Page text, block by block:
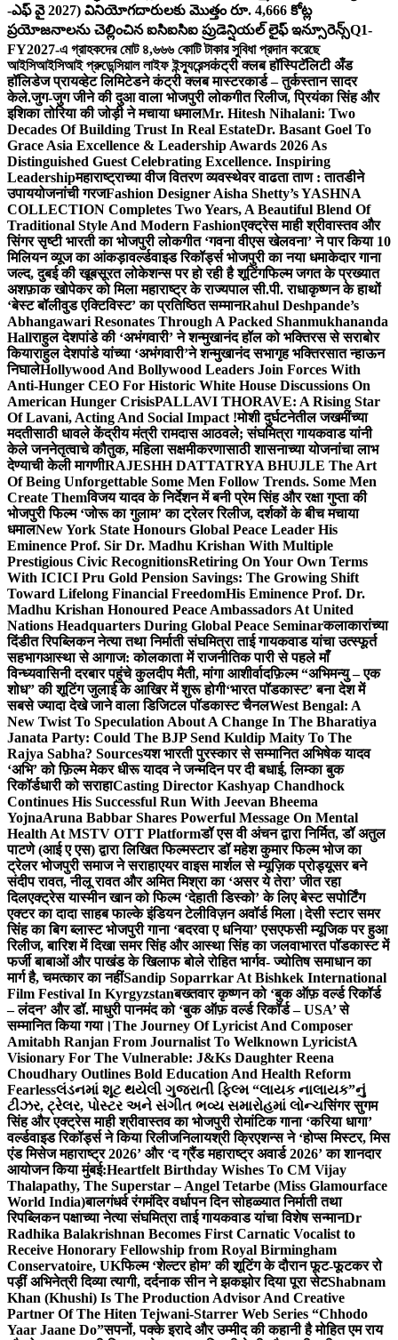
-ఎఫ్ వై 2027) వినియోగదారులకు మొత్తం రూ. 4,666 కోట్ల
ప్రయోజనాలను చెల్లించిన ఐసిఐసిఐ ప్రుడెన్షియల్ లైఫ్ ఇన్సూరెన్స్Q1-
FY2027-এ গ্রাহকদের মোট ৪,৬৬৬ কোটি টাকার সুবিধা প্রদান করেছে
আইসিআইসিআই প্রুডেন্সিয়াল লাইফ ইন্স্যুরেন্সकंट्री क्लब हॉस्पिटॅलिटी अँड
हॉलिडेज प्रायव्हेट लिमिटेडने कंट्री क्लब मास्टरकार्ड – तुर्कस्तान सादर
केले.जुग-जुग जीने की दुआ वाला भोजपुरी लोकगीत रिलीज, प्रियंका सिंह और
इशिका तोरिया की जोड़ी ने मचाया धमालMr. Hitesh Nihalani: Two
Decades Of Building Trust In Real EstateDr. Basant Goel To
Grace Asia Excellence & Leadership Awards 2026 As
Distinguished Guest Celebrating Excellence. Inspiring
Leadershipमहाराष्ट्राच्या वीज वितरण व्यवस्थेवर वाढता ताण : तातडीने
उपाययोजनांची गरजFashion Designer Aisha Shetty’s YASHNA
COLLECTION Completes Two Years, A Beautiful Blend Of
Traditional Style And Modern Fashionएक्ट्रेस माही श्रीवास्तव और
सिंगर सृष्टी भारती का भोजपुरी लोकगीत ‘गवना वीएस खेलवना’ ने पार किया 10
मिलियन व्यूज का आंकड़ावर्ल्डवाइड रिकॉर्ड्स भोजपुरी का नया धमाकेदार गाना
जल्द, दुबई की खूबसूरत लोकेशन्स पर हो रही है शूटिंगफिल्म जगत के प्रख्यात
अशफ़ाक खोपेकर को मिला महाराष्ट्र के राज्यपाल सी.पी. राधाकृष्णन के हाथों
‘बेस्ट बॉलीवुड एक्टिविस्ट’ का प्रतिष्ठित सम्मानRahul Deshpande’s
Abhangawari Resonates Through A Packed Shanmukhananda
Hallराहुल देशपांडे की ‘अभंगवारी’ ने शन्मुखानंद हॉल को भक्तिरस से सराबोर
कियाराहुल देशपांडे यांच्या ‘अभंगवारी’ने शन्मुखानंद सभागृह भक्तिरसात न्हाऊन
निघालेHollywood And Bollywood Leaders Join Forces With
Anti-Hunger CEO For Historic White House Discussions On
American Hunger CrisisPALLAVI THORAVE: A Rising Star
Of Lavani, Acting And Social Impact !मोशी दुर्घटनेतील जखमींच्या
मदतीसाठी धावले केंद्रीय मंत्री रामदास आठवले; संघमित्रा गायकवाड यांनी
केले जननेतृत्वाचे कौतुक, महिला सक्षमीकरणासाठी शासनाच्या योजनांचा लाभ
देण्याची केली मागणीRAJESHH DATTATRYA BHUJLE The Art
Of Being Unforgettable Some Men Follow Trends. Some Men
Create Themविजय यादव के निर्देशन में बनी प्रेम सिंह और रक्षा गुप्ता की
भोजपुरी फिल्म ‘जोरू का गुलाम’ का ट्रेलर रिलीज, दर्शकों के बीच मचाया
धमालNew York State Honours Global Peace Leader His
Eminence Prof. Sir Dr. Madhu Krishan With Multiple
Prestigious Civic RecognitionsRetiring On Your Own Terms
With ICICI Pru Gold Pension Savings: The Growing Shift
Toward Lifelong Financial FreedomHis Eminence Prof. Dr.
Madhu Krishan Honoured Peace Ambassadors At United
Nations Headquarters During Global Peace Seminarकलाकारांच्या
दिंडीत रिपब्लिकन नेत्या तथा निर्माती संघमित्रा ताई गायकवाड यांचा उत्स्फूर्त
सहभागआस्था से आगाज: कोलकाता में राजनीतिक पारी से पहले माँ
विन्ध्यवासिनी दरबार पहुंचे कुलदीप मैती, मांगा आशीर्वादफ़िल्म “अभिमन्यु – एक
शोध” की शूटिंग जुलाई के आखिर में शुरू होगी‘भारत पॉडकास्ट’ बना देश में
सबसे ज्यादा देखे जाने वाला डिजिटल पॉडकास्ट चैनलWest Bengal: A
New Twist To Speculation About A Change In The Bharatiya
Janata Party: Could The BJP Send Kuldip Maity To The
Rajya Sabha? Sourcesयश भारती पुरस्कार से सम्मानित अभिषेक यादव
‘अभि’ को फ़िल्म मेकर धीरू यादव ने जन्मदिन पर दी बधाई, लिम्का बुक
रिकॉर्डधारी को सराहाCasting Director Kashyap Chandhock
Continues His Successful Run With Jeevan Bheema
YojnaAruna Babbar Shares Powerful Message On Mental
Health At MSTV OTT Platformडॉ एस वी अंचन द्वारा निर्मित, डॉ अतुल
पाटणे (आई ए एस) द्वारा लिखित फिल्मस्टार डॉ महेश कुमार फिल्म भोज का
ट्रेलर भोजपुरी समाज ने सराहाएयर वाइस मार्शल से म्यूज़िक प्रोड्यूसर बने
संदीप रावत, नीलू रावत और अमित मिश्रा का ‘असर ये तेरा’ जीत रहा
दिलएक्ट्रेस यास्मीन खान को फिल्म ‘देहाती डिस्को’ के लिए बेस्ट सपोर्टिंग
एक्टर का दादा साहब फाल्के इंडियन टेलीविज़न अवॉर्ड मिला।देसी स्टार समर
सिंह का बिग ब्लास्ट भोजपुरी गाना ‘बदरवा ए धनिया’ एसएफसी म्यूजिक पर हुआ
रिलीज, बारिश में दिखा समर सिंह और आस्था सिंह का जलवाभारत पॉडकास्ट में
फर्जी बाबाओं और पाखंड के खिलाफ बोले रोहित भार्गव- ज्योतिष समाधान का
मार्ग है, चमत्कार का नहींSandip Soparrkar At Bishkek International
Film Festival In Kyrgyzstanबख्तवार कृष्णन को ‘बुक ऑफ़ वर्ल्ड रिकॉर्ड
– लंदन’ और डॉ. माधुरी पानमंद को ‘बुक ऑफ़ वर्ल्ड रिकॉर्ड – USA’ से
सम्मानित किया गया।The Journey Of Lyricist And Composer
Amitabh Ranjan From Journalist To Welknown LyricistA
Visionary For The Vulnerable: J&Ks Daughter Reena
Choudhary Outlines Bold Education And Health Reform
Fearlessલંડનમાં શૂટ થયેલી ગુજરાતી ફિલ્મ “લાયક નાલાયક”નું
ટીઝર, ટ્રેલર, પોસ્ટર અને સંગીત ભવ્ય સમારોહમાં લોન્ચसिंगर सुगम
सिंह और एक्ट्रेस माही श्रीवास्तव का भोजपुरी रोमांटिक गाना ‘करिया धागा’
वर्ल्डवाइड रिकॉर्ड्स ने किया रिलीजनिलायश्री क्रिएशन्स ने ‘होप्स मिस्टर, मिस
एंड मिसेज महाराष्ट्र 2026’ और ‘द ग्रैंड महाराष्ट्र अवार्ड 2026’ का शानदार
आयोजन किया मुंबई:Heartfelt Birthday Wishes To CM Vijay
Thalapathy, The Superstar – Angel Tetarbe (Miss Glamourface
World India)बालगंधर्व रंगमंदिर वर्धापन दिन सोहळ्यात निर्माती तथा
रिपब्लिकन पक्षाच्या नेत्या संघमित्रा ताई गायकवाड यांचा विशेष सन्मानDr
Radhika Balakrishnan Becomes First Carnatic Vocalist to
Receive Honorary Fellowship from Royal Birmingham
Conservatoire, UKफिल्म ‘शेल्टर होम’ की शूटिंग के दौरान फूट-फूटकर रो
पड़ीं अभिनेत्री दिव्या त्यागी, दर्दनाक सीन ने झकझोर दिया पूरा सेटShabnam
Khan (Khushi) Is The Production Advisor And Creative
Partner Of The Hiten Tejwani-Starrer Web Series “Chhodo
Yaar Jaane Do”सपनों, पक्के इरादे और उम्मीद की कहानी है मोहित एम राय